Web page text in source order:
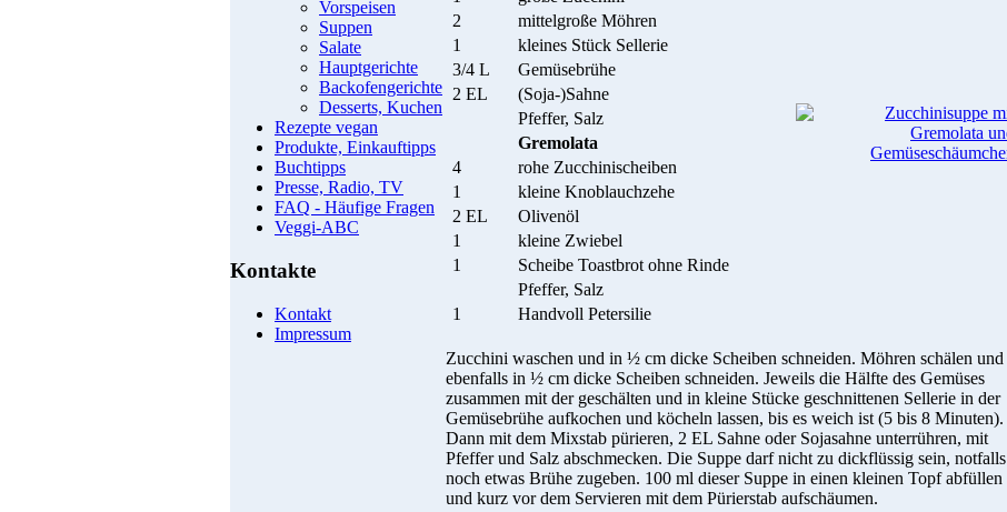
Vorspeisen
Suppen
Salate
Hauptgerichte
Backofengerichte
Desserts, Kuchen
Rezepte vegan
Produkte, Einkauftipps
Buchtipps
Presse, Radio, TV
FAQ - Häufige Fragen
Veggi-ABC
Kontakte
Kontakt
Impressum
2
mittelgroße Möhren
1
kleines Stück Sellerie
3/4 L
Gemüsebrühe
2 EL
(Soja-)Sahne
Pfeffer, Salz
Gremolata
4
rohe Zucchinischeiben
1
kleine Knoblauchzehe
2 EL
Olivenöl
1
kleine Zwiebel
1
Scheibe Toastbrot ohne Rinde
Pfeffer, Salz
1
Handvoll Petersilie
Zucchini waschen und in ½ cm dicke Scheiben schneiden. Möhren schälen und
ebenfalls in ½ cm dicke Scheiben schneiden. Jeweils die Hälfte des Gemüses
zusammen mit der geschälten und in kleine Stücke geschnittenen Sellerie in der
Gemüsebrühe aufkochen und köcheln lassen, bis es weich ist (5 bis 8 Minuten).
Dann mit dem Mixstab pürieren, 2 EL Sahne oder Sojasahne unterrühren, mit
Pfeffer und Salz abschmecken. Die Suppe darf nicht zu dickflüssig sein, notfalls
noch etwas Brühe zugeben. 100 ml dieser Suppe in einen kleinen Topf abfüllen
und kurz vor dem Servieren mit dem Pürierstab aufschäumen.